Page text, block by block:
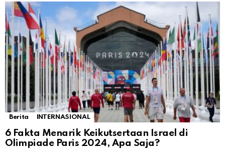
Berita INTERNASIONAL
6 Fakta Menarik Keikutsertaan Israel di
Olimpiade Paris 2024, Apa Saja?